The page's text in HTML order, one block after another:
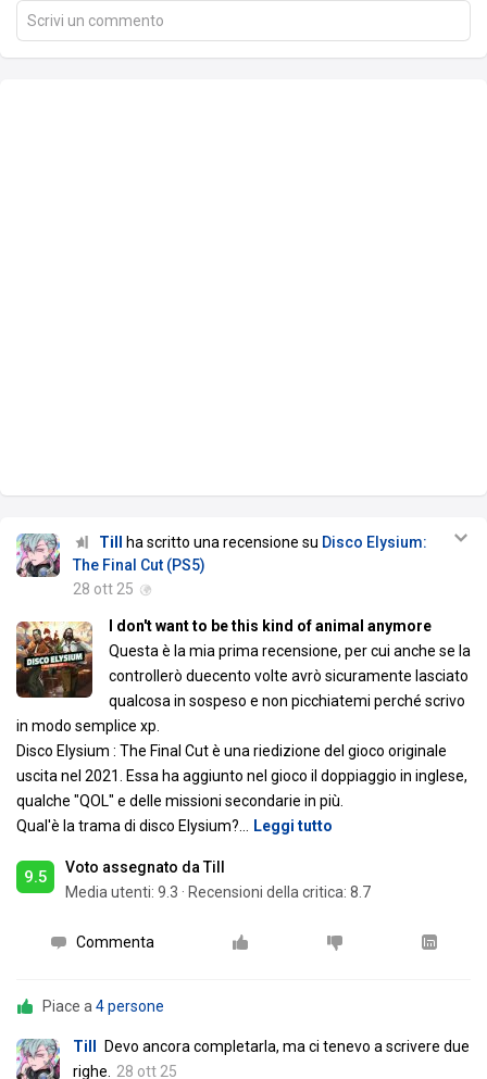
Scrivi un commento
Till ha scritto una recensione su Disco Elysium:
The Final Cut (PS5)
28 ott 25
I don't want to be this kind of animal anymore
Questa è la mia prima recensione, per cui anche se la
controllerò duecento volte avrò sicuramente lasciato
qualcosa in sospeso e non picchiatemi perché scrivo
in modo semplice xp.
Disco Elysium : The Final Cut è una riedizione del gioco originale
uscita nel 2021. Essa ha aggiunto nel gioco il doppiaggio in inglese,
qualche "QOL" e delle missioni secondarie in più.
Qual'è la trama di disco Elysium?
Leggi tutto
9.5
Voto assegnato da Till
Media utenti: 9.3 · Recensioni della critica: 8.7
Commenta
Piace a 4 persone
Till Devo ancora completarla, ma ci tenevo a scrivere due
righe.
28 ott 25